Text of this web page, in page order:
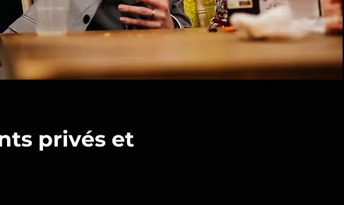
privés et